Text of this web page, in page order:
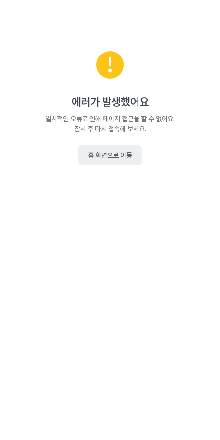
에러가 발생했어요
일시적인 오류로 인해 페이지 접근을 할 수 없어요.
잠시 후 다시 접속해 보세요.
홈 화면으로 이동